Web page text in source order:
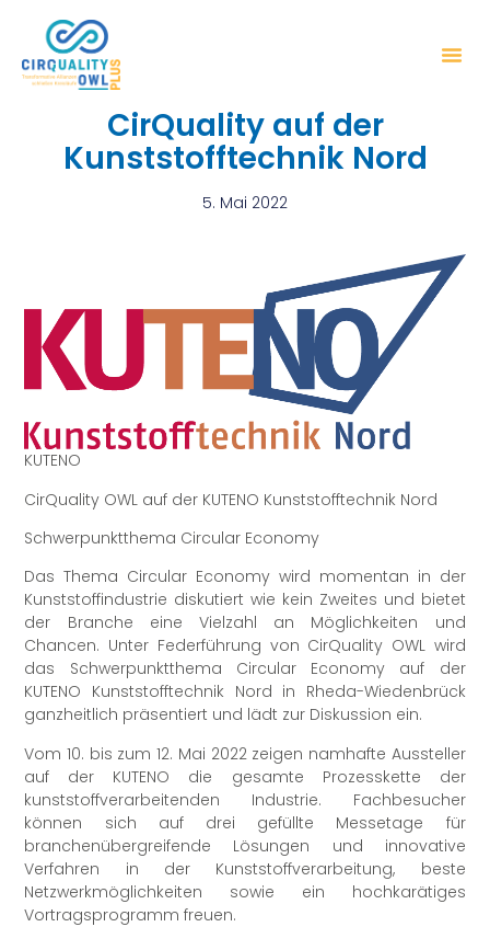
CirQuality auf der
Kunststofftechnik Nord
5. Mai 2022
KUTENO
CirQuality OWL auf der KUTENO Kunststofftechnik Nord
Schwerpunktthema Circular Economy
Das Thema Circular Economy wird momentan in der
Kunststoffindustrie diskutiert wie kein Zweites und bietet
der Branche eine Vielzahl an Möglichkeiten und
Chancen. Unter Federführung von CirQuality OWL wird
das Schwerpunktthema Circular Economy auf der
KUTENO Kunststofftechnik Nord in Rheda-Wiedenbrück
ganzheitlich präsentiert und lädt zur Diskussion ein.
Vom 10. bis zum 12. Mai 2022 zeigen namhafte Aussteller
auf der KUTENO die gesamte Prozesskette der
kunststoffverarbeitenden Industrie. Fachbesucher
können sich auf drei gefüllte Messetage für
branchenübergreifende Lösungen und innovative
Verfahren in der Kunststoffverarbeitung, beste
Netzwerkmöglichkeiten sowie ein hochkarätiges
Vortragsprogramm freuen.